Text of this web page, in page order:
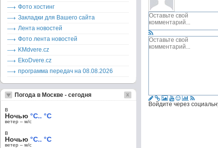
Войдите через
Фото хостинг
Закладки для Вашего сайта
Лента новостей
Фото лента новостей
KMdvere.cz
EkoDvere.cz
программа передач на 08.08.2026
Погода в Москве - сегодня
в
Ночью °C.. °C
ветер – м/c
в
Ночью °C.. °C
ветер – м/c